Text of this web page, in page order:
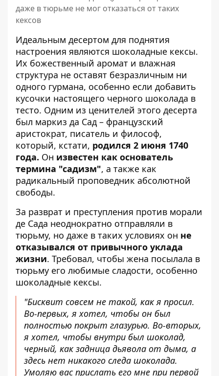
даже в тюрьме не мог отказаться от таких
кексов
Идеальным десертом для поднятия
настроения являются шоколадные кексы.
Их божественный аромат и влажная
структура не оставят безразличным ни
одного гурмана, особенно если добавить
кусочки настоящего черного шоколада в
тесто. Одним из ценителей этого десерта
был маркиз да Сад – французский
аристократ, писатель и философ,
который, кстати, родился 2 июня 1740
года. Он известен как основатель
термина "садизм", а также как
радикальный проповедник абсолютной
свободы.
За разврат и преступления против морали
де Сада неоднократно отправляли в
тюрьму, но даже в таких условиях он не
отказывался от привычного уклада
жизни. Требовал, чтобы жена посылала в
тюрьму его любимые сладости, особенно
шоколадные кексы.
"Бисквит совсем не такой, как я просил.
Во-первых, я хотел, чтобы он был
полностью покрыт глазурью. Во-вторых,
я хотел, чтобы внутри был шоколад,
черный, как задница дьявола от дыма, а
здесь нет никакого следа шоколада.
Умоляю вас прислать его мне при первой